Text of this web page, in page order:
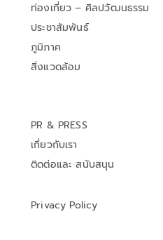
ท่องเที่ยว – ศิลปวัฒนธรรม
ประชาสัมพันธ์
ภูมิภาค
สิ่งแวดล้อม
PR & PRESS
เกี่ยวกับเรา
ติดต่อและ สนับสนุน
Privacy Policy